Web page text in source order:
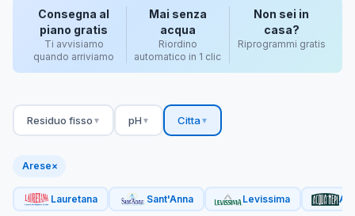
Consegna al
piano gratis
Ti avvisiamo
quando arriviamo
Mai senza
acqua
Riordino
automatico in 1 clic
Non sei in
casa?
Riprogrammi gratis
Residuo fisso ▼ pH ▼ Citta▼
Arese×
Lauretana Sant'Anna Levissima